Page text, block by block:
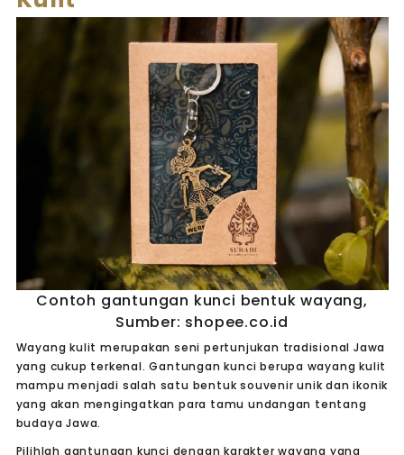
Contoh gantungan kunci bentuk wayang,
Sumber: shopee.co.id
Wayang kulit merupakan seni pertunjukan tradisional Jawa
yang cukup terkenal. Gantungan kunci berupa wayang kulit
mampu menjadi salah satu bentuk souvenir unik dan ikonik
yang akan mengingatkan para tamu undangan tentang
budaya Jawa.
Pilihlah gantungan kunci dengan karakter wayang yang